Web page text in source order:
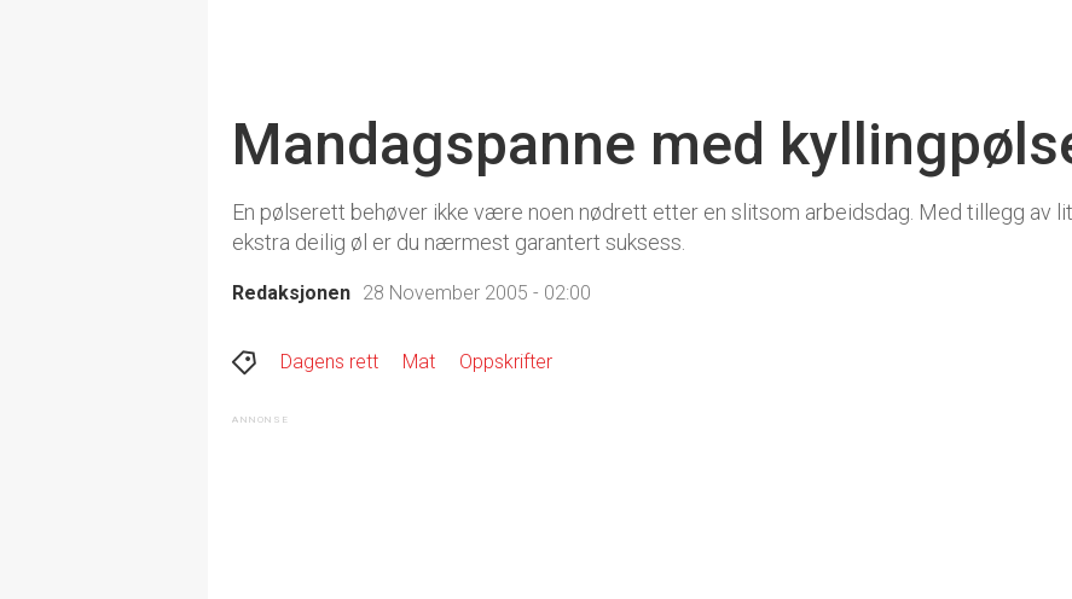
Mandagspanne med
En pølserett behøver ikke være noen nødrett etter en slitsom arbeidsdag. Med tillegg av
ekstra deilig øl er du nærmest garantert suksess.
Redaksjonen 28 November 2005 - 02:00
Dagens rett Mat Oppskrifter